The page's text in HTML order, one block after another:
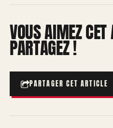
VOUS AIMEZ
PARTAGEZ !
PARTAGER CET ARTICLE